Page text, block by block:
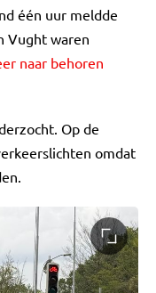
één uur meldde
Vught waren
naar behoren
Op de
omdat